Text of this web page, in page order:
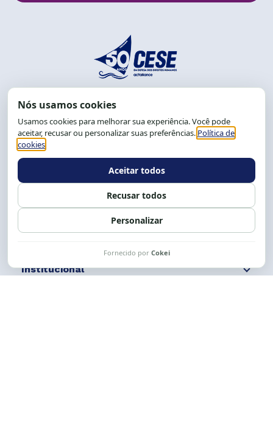
End.: R. da Graça, 150. Graça
CEP: 40.150-055
Salvador-BA, Brasil.
Tel.: (71) 2104-5457, Cel.: (71) 9 9239-2104 ou 2105
Expediente: 8h às 12h e 13 às 17h.
Siga nossas redes Fale conosco
Institucional